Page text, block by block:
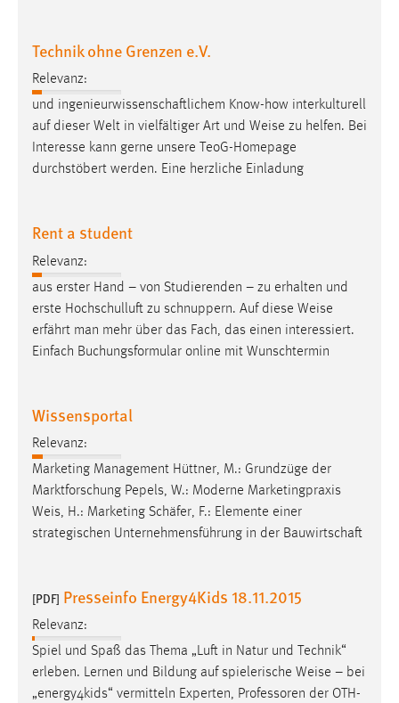
Technik ohne Grenzen e.V.
Relevanz:
und ingenieurwissenschaftlichem Know-how interkulturell
auf dieser Welt in vielfältiger Art und Weise zu helfen. Bei
Interesse kann gerne unsere TeoG-Homepage
durchstöbert werden. Eine herzliche Einladung
Rent a student
Relevanz:
aus erster Hand – von Studierenden – zu erhalten und
erste Hochschulluft zu schnuppern. Auf diese Weise
erfährt man mehr über das Fach, das einen interessiert.
Einfach Buchungsformular online mit Wunschtermin
Wissensportal
Relevanz:
Marketing Management Hüttner, M.: Grundzüge der
Marktforschung Pepels, W.: Moderne Marketingpraxis
Weis, H.: Marketing Schäfer, F.: Elemente einer
strategischen Unternehmensführung in der Bauwirtschaft
[PDF] Presseinfo Energy4Kids 18.11.2015
Relevanz:
Spiel und Spaß das Thema „Luft in Natur und Technik“
erleben. Lernen und Bildung auf spielerische Weise – bei
„energy4kids“ vermitteln Experten, Professoren der OTH-